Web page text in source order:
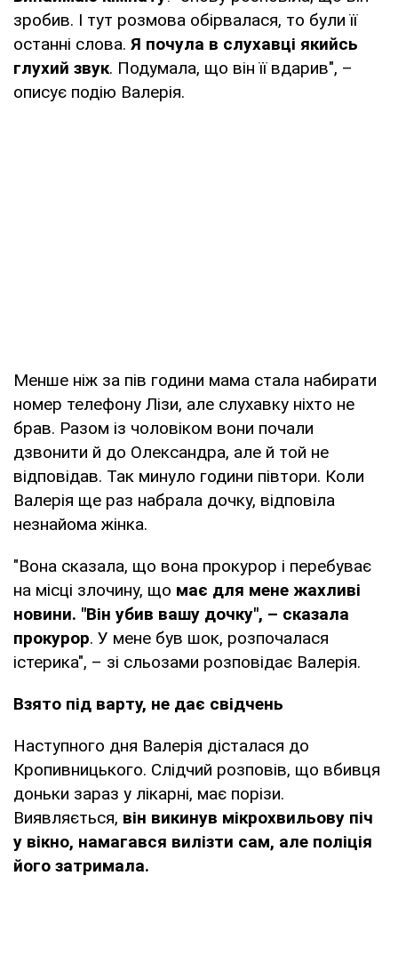
зробив. І тут розмова обірвалася, то були її
останні слова. Я почула в слухавці якийсь
глухий звук. Подумала, що він її вдарив", –
описує подію Валерія.
Менше ніж за пів години мама стала набирати
номер телефону Лізи, але слухавку ніхто не
брав. Разом із чоловіком вони почали
дзвонити й до Олександра, але й той не
відповідав. Так минуло години півтори. Коли
Валерія ще раз набрала дочку, відповіла
незнайома жінка.
"Вона сказала, що вона прокурор і перебуває
на місці злочину, що має для мене жахливі
новини. "Він убив вашу дочку", – сказала
прокурор. У мене був шок, розпочалася
істерика", – зі сльозами розповідає Валерія.
Взято під варту, не дає свідчень
Наступного дня Валерія дісталася до
Кропивницького. Слідчий розповів, що вбивця
доньки зараз у лікарні, має порізи.
Виявляється, він викинув мікрохвильову піч
у вікно, намагався вилізти сам, але поліція
його затримала.